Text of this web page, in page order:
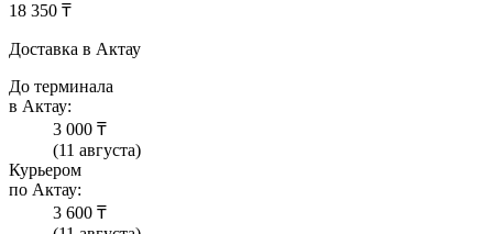
18 350 ₸
Доставка в Актау
До терминала
в Актау:
3 000 ₸
(11 августа)
Курьером
по Актау:
3 600 ₸